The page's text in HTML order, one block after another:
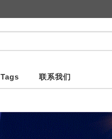
Tags 联系我们